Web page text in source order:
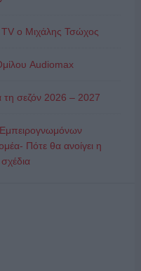
o Μιχάλης Τσώχος
Audiomax
τη σεζόν 2026 – 2027
Πότε θα ανοίγει η